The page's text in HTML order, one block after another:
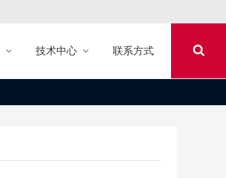
技术中心 联系方式